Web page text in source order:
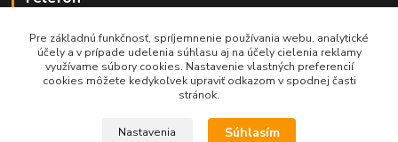
+421 905 622 625
obchod@nozeplus.sk
Pre základnú funkčnosť, spríjemnenie používania webu, analytické
účely a v prípade udelenia súhlasu aj na účely cielenia reklamy
využívame súbory cookies. Nastavenie vlastných preferencií
cookies môžete kedykoľvek upraviť odkazom v spodnej časti
stránok.
Nastavenia Súhlasím